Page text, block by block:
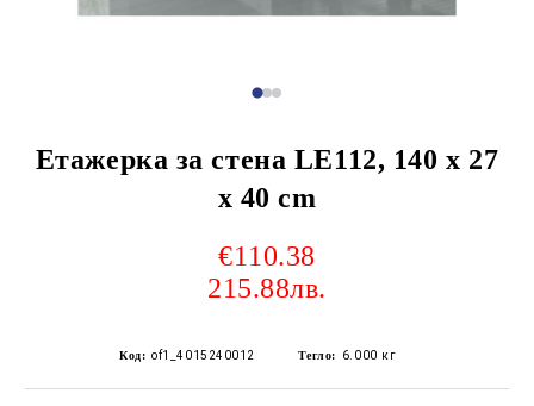
Етажерка за стена LE112, 140 x 27
x 40 cm
€110.38
215.88лв.
Код: of1_4015240012 Тегло: 6.000 кг